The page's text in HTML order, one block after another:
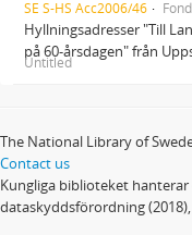
SE S-HS Acc2006/46
Hyllningsadresser "Till
på 60-årsdagen" från
Untitled
The National Library of
Contact us
Kungliga biblioteket
dataskyddsförordning (2018),